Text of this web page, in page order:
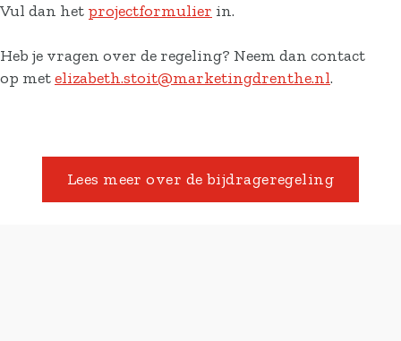
Vul dan het projectformulier in.
Heb je vragen over de regeling? Neem dan contact
op metelizabeth.stoit@marketingdrenthe.nl.
Lees meer over de bijdrageregeling